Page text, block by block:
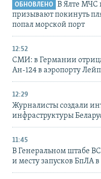
ОБНОВЛЕНО
В Ялте МЧС
призывают покинуть
попал морской порт
12:52
СМИ: в Германии
Ан-124 в аэропорту
12:29
Журналисты создали
инфраструктуры
11:45
В Генеральном штабе
и месту запусков БпЛА